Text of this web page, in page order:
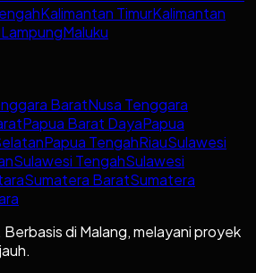
Kalimantan TimurKalimantan
LampungMaluku
BaratNusa Tenggara
Papua Barat DayaPapua
Papua TengahRiauSulawesi
Sulawesi TengahSulawesi
Sumatera BaratSumatera
di Malang, melayani proyek